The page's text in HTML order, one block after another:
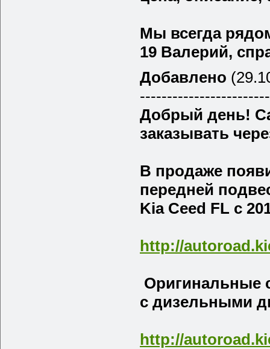
Мы всегда
19 Валерий,
Добавлено
Добрый день!
заказывать
В продаже
передней
Kia Ceed FL с
http://
Оригинальные
с дизельными
http://